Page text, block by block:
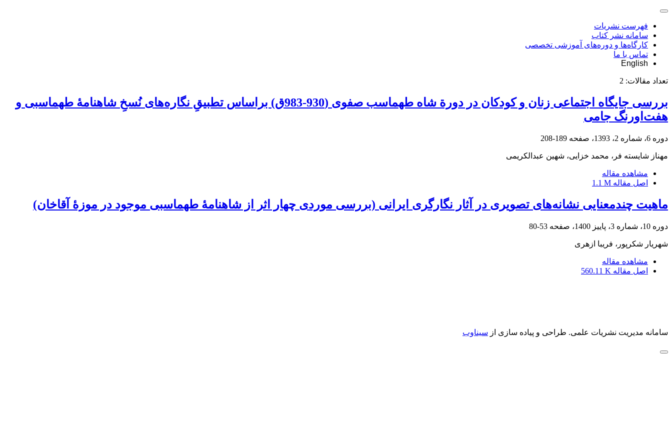
فهرست نشریات
سامانه نشر کتاب
کارگاه‌ها و دوره‌های آموزشی تخصصی
تماس با ما
English
تعداد مقالات: 2
بررسی جایگاه اجتماعی زنان و کودکان در دورة شاه طهماسب صفوی (930-983ق) بر‌اساس تطبیقِ نگاره‌های نُسخِ شاهنامۀ طهماسبی و
هفت‌اورنگ جامی
دوره 6، شماره 2، 1393، صفحه 189-208
مهناز شایسته فر، محمد خزایی، شهین عبدالکریمی
مشاهده مقاله
اصل مقاله 1.1 M
ماهیت چندمعنایی نشانه‌های تصویری در آثار نگارگری ایرانی (بررسی موردی چهار اثر از شاهنامۀ طهماسبی موجود در موزۀ آقاخان)
دوره 10، شماره 3، پاییز 1400، صفحه 53-80
شهریار شکرپور، فریبا ازهری
مشاهده مقاله
اصل مقاله 560.11 K
سامانه مدیریت نشریات علمی. طراحی و پیاده سازی از سیناوب